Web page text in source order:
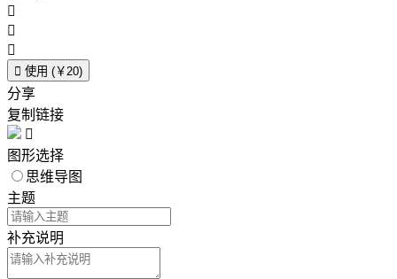



 使用 (￥20)
分享
复制链接

图形选择
思维导图
主题
补充说明